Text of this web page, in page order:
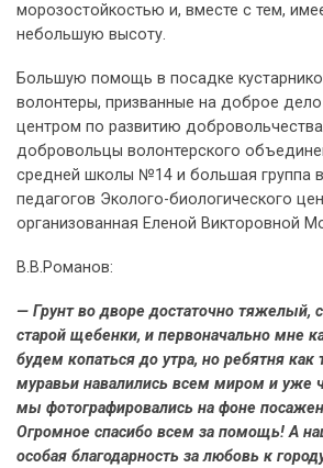
морозостойкостью и, вместе с тем,
небольшую высоту.
Большую помощь в посадке
волонтеры, призванные на доброе
центром по развитию
добровольцы волонтерского
средней школы №14 и большая группа
педагогов Эколого-биологического
организованная Еленой Викторовной
В.В.Романов:
— Грунт во дворе достаточно тяжелый,
старой щебенки, и первоначально мне
будем копаться до утра, но ребятня
муравьи навалились всем миром и уже
мы фотографировались на фоне
Огромное спасибо всем за помощь! А
особая благодарность за любовь к